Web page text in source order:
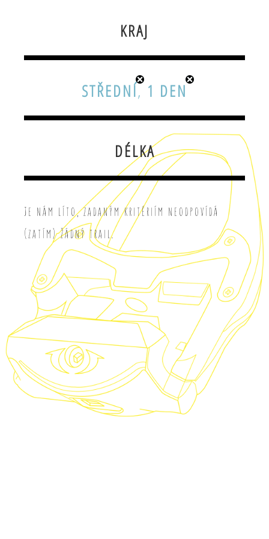
KRAJ
STŘEDNÍ, 1 DEN
DÉLKA
Je nám líto, zadaným kritériím neodpovídá
(zatím) žádný trail.